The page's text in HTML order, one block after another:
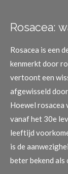
Rosacea:
Rosacea is een
kenmerkt door
vertoont een
afgewisseld
Hoewel rosacea
vanaf het 30e
leeftijd
is de
beter bekend als